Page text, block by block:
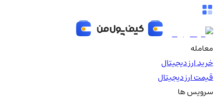
معامله
خرید ارز دیجیتال
قیمت ارز دیجیتال
سرویس ها